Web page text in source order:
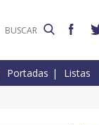
Portadas Listas